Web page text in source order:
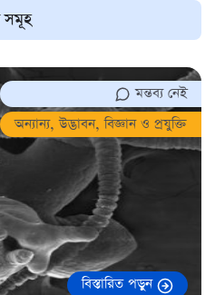
সমূহ
মন্তব্য নেই
অন্যান্য,উদ্ভাবন,বিজ্ঞান ও প্রযুক্তি
বিস্তারিত পড়ুন